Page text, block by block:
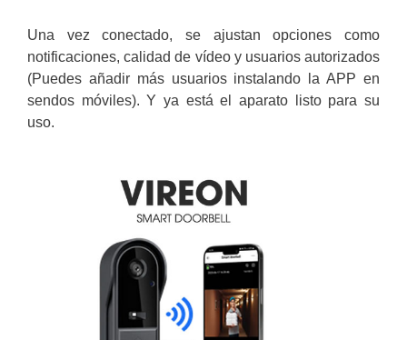
Una vez conectado, se ajustan opciones como
notificaciones, calidad de vídeo y usuarios autorizados
(Puedes añadir más usuarios instalando la APP en
sendos móviles). Y ya está el aparato listo para su
uso.